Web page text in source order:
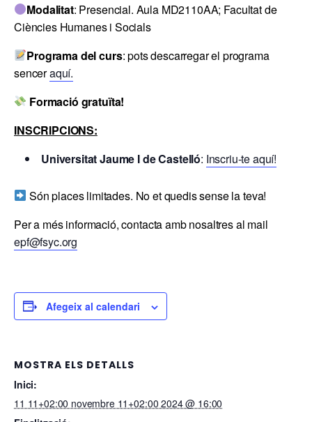
Modalitat: Presencial. Aula MD2110AA; Facultat de
Ciències Humanes i Socials
Programa del curs: pots descarregar el programa
senceraquí.
Formació gratuïta!
INSCRIPCIONS:
Universitat Jaume I de Castelló: Inscriu-te aquí!
Són places limitades. No et quedis sense la teva!
Per a més informació, contacta amb nosaltres al mail
epf@fsyc.org
Afegeix al calendari
MOSTRA ELS DETALLS
Inici:
11 11+02:00 novembre 11+02:00 2024 @ 16:00